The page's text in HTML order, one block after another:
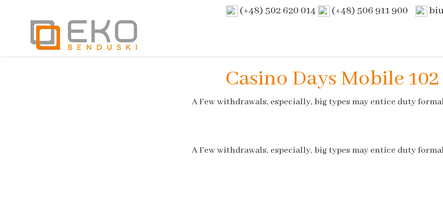
(+48) 502 620 014 (+48) 506 911 900
Casino Days Mobile 102
A Few withdrawals, especially, big types may entice duty
A Few withdrawals, especially, big types may entice duty